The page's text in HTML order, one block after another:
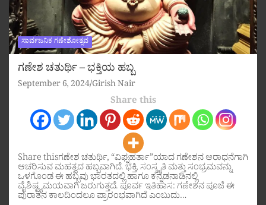
ಸಾರ್ವಜನಿಕ ಗಣೇಶೋತ್ಸವ
ಗಣೇಶ ಚತುರ್ಥಿ – ಭಕ್ತಿಯ ಹಬ್ಬ
September 6, 2024 Girish Nair
Share this
Share thisಗಣೇಶ ಚತುರ್ಥಿ, “ವಿಘ್ನಹರ್ತಾ”ಯಾದ ಗಣೇಶನ ಆರಾಧನೆಗಾಗಿ
ಆಚರಿಸುವ ಮಹತ್ವದ ಹಬ್ಬವಾಗಿದೆ. ಭಕ್ತಿ, ಸಂಸ್ಕೃತಿ ಮತ್ತು ಸಂಭ್ರಮವನ್ನು
ಒಳಗೊಂಡ ಈ ಹಬ್ಬವು ಭಾರತದಲ್ಲಿ ಹಾಗೂ ಕನ್ನಡನಾಡಿನಲ್ಲಿ
ವೈಶಿಷ್ಟ್ಯಮಯವಾಗಿ ಜರುಗುತ್ತದೆ. ಪೂರ್ವ ಇತಿಹಾಸ: ಗಣೇಶನ ಪೂಜೆ ಈ
ಪುರಾತನ ಕಾಲದಿಂದಲೂ ಪ್ರಾರಂಭವಾಗಿದೆ ಎಂಬುದು…